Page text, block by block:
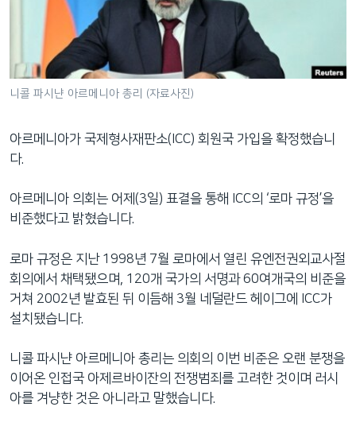
로
이
검
색
이
등
니콜 파시냔 아르메니아 총리 (자료사진)
아르메니아가 국제형사재판소(ICC) 회원국 가입을 확정했습니
다.
아르메니아 의회는 어제(3일) 표결을 통해 ICC의 ‘로마 규정’을
비준했다고 밝혔습니다.
로마 규정은 지난 1998년 7월 로마에서 열린 유엔전권외교사절
회의에서 채택됐으며, 120개 국가의 서명과 60여개국의 비준을
거쳐 2002년 발효된 뒤 이듬해 3월 네덜란드 헤이그에 ICC가
설치됐습니다.
니콜 파시냔 아르메니아 총리는 의회의 이번 비준은 오랜 분쟁을
이어온 인접국 아제르바이잔의 전쟁범죄를 고려한 것이며 러시
아를 겨냥한 것은 아니라고 말했습니다.